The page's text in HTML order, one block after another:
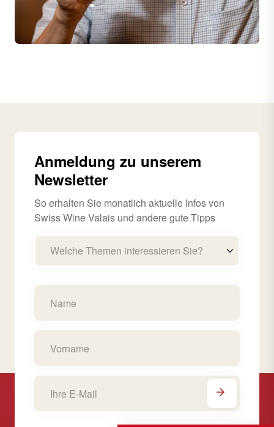
Anmeldung zu unserem
Newsletter
So erhalten Sie monatlich aktuelle Infos von
Swiss Wine Valais und andere gute Tipps
Welche Themen interessieren Sie?